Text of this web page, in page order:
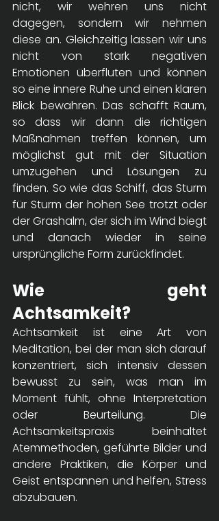
nicht, wir wehren uns nicht
dagegen, sondern wir nehmen
diese an. Gleichzeitig lassen wir uns
nicht von stark negativen
Emotionen überfluten und können
so eine innere Ruhe und einen klaren
Blick bewahren. Das schafft Raum,
so dass wir dann die richtigen
Maßnahmen treffen können, um
möglichst gut mit der Situation
umzugehen und Lösungen zu
finden. So wie das Schiff, das Sturm
für Sturm der hohen See trotzt oder
der Grashalm, der sich im Wind biegt
und danach wieder in seine
ursprüngliche Form zurückfindet.
Wie geht
Achtsamkeit?
Achtsamkeit ist eine Art von
Meditation, bei der man sich darauf
konzentriert, sich intensiv dessen
bewusst zu sein, was man im
Moment fühlt, ohne Interpretation
oder Beurteilung. Die
Achtsamkeitspraxis beinhaltet
Atemmethoden, geführte Bilder und
andere Praktiken, die Körper und
Geist entspannen und helfen, Stress
abzubauen.